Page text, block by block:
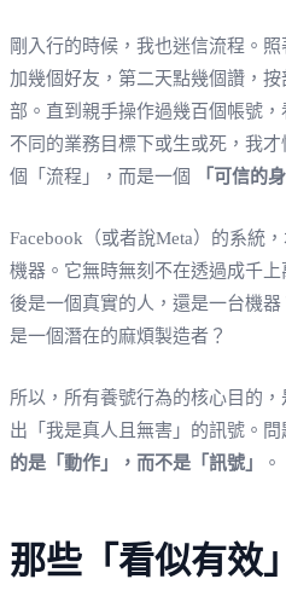
剛入行的時候，我也迷信流程。
加幾個好友，第二天點幾個讚，
部。直到親手操作過幾百個帳號
不同的業務目標下或生或死，我
個「流程」，而是一個
「可信的身
Facebook（或者說Meta）的系統
機器。它無時無刻不在透過成千
後是一個真實的人，還是一台機
是一個潛在的麻煩製造者？
所以，所有養號行為的核心目的
出「我是真人且無害」的訊號。問
的是「動作」，而不是「訊號」
。
那些「看似有效